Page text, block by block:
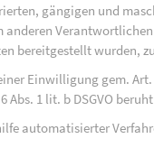
gängigen und
anderen
bereitgestellt wurden,
Einwilligung gem. Art.
Abs. 1 lit. b DSGVO
automatisierter